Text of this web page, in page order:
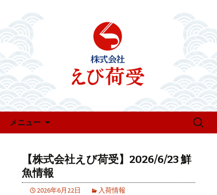
えび荷受のお知らせ
メニュー
検
【株式会社えび荷受】2026/6/23 鮮
魚情報
2026年6月22日 入荷情報